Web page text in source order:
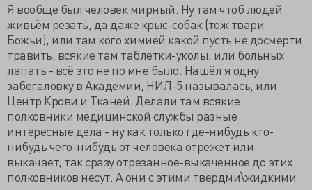
Я вообще был человек мирный. Ну там чтоб людей
живьём резать, да даже крыс-собак (тож твари
Божьи), или там кого химией какой пусть не досмерти
травить, всякие там таблетки-уколы, или больных
лапать - всё это не по мне было. Нашёл я одну
забегаловку в Академии, НИЛ-5 называлась, или
Центр Крови и Тканей. Делали там всякие
полковники медицинской службы разные
интересные дела - ну как только где-нибудь кто-
нибудь чего-нибудь от человека отрежет или
выкачает, так сразу отрезанное-выкаченное до этих
полковников несут. А они с этими твёрдми\жидкими